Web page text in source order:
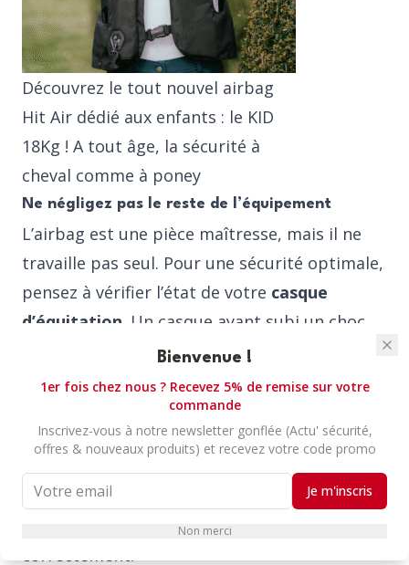
Découvrez le tout nouvel airbag
Hit Air dédié aux enfants : le KID
18Kg ! A tout âge, la sécurité à
cheval comme à poney
Ne négligez pas le reste de l’équipement
L’airbag est une pièce maîtresse, mais il ne
travaille pas seul. Pour une sécurité optimale,
pensez à vérifier l’état de votre casque
d’équitation . Un casque ayant subi un choc,
même invisible, doit être remplacé.
De même, l’utilisation d’étriers de sécurité
est fortement recommandée. En cas de chute,
ils permettent au pied de se libérer
instantanément, évitant au cavalier d’être
traîné par sa monture – une situation où
l’airbag ne pourrait pas se déclencher
correctement.
Bienvenue !
1er fois chez nous ? Recevez 5% de remise sur votre
commande
Inscrivez-vous à notre newsletter gonflée (Actu' sécurité,
offres & nouveaux produits) et recevez votre code promo
Je m'inscris
Non merci